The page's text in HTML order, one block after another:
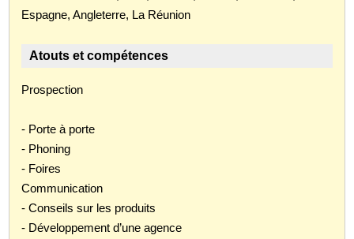
Espagne, Angleterre, La Réunion
Atouts et compétences
Prospection
- Porte à porte
- Phoning
- Foires
Communication
- Conseils sur les produits
- Développement d’une agence